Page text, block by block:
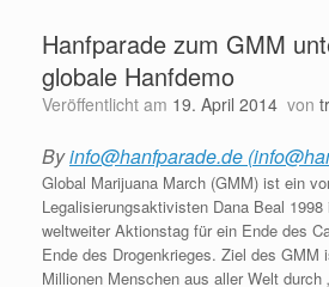
Hanfparade zum GMM
globale Hanfdemo
Veröffentlicht am 19. April 2014 von
Byinfo@hanfparade.de
Global Marijuana March (GMM) ist ein
Legalisierungsaktivisten Dana Beal
weltweiter Aktionstag für ein Ende des
Ende des Drogenkrieges. Ziel des GMM
Millionen Menschen aus aller Welt durch